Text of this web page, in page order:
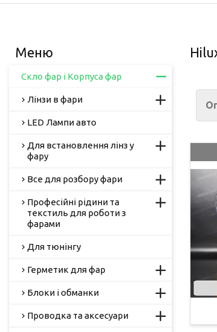
Скло фар і Корпуса фар
Лінзи в фари
LED Лампи авто
Для встановлення лінз у
фару
Все для розбору фари
Професійні рідини та
текстиль для роботи з
фарами
Для тюнінгу
Герметик для фар
Блоки і обманки
Проводка та аксесуари